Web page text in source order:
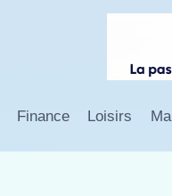
Finance Loisirs